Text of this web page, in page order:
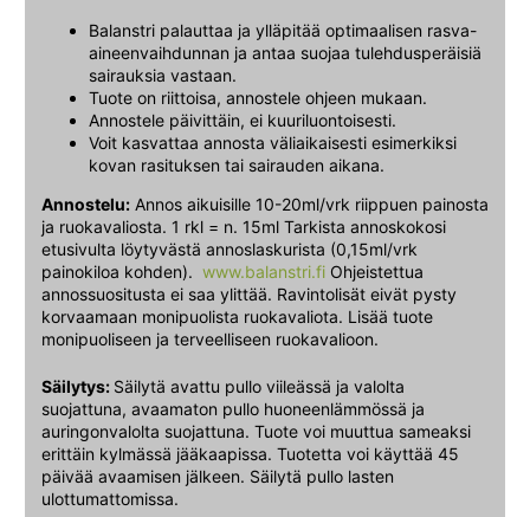
Balanstri palauttaa ja ylläpitää optimaalisen rasva-
aineenvaihdunnan ja antaa suojaa tulehdusperäisiä
sairauksia vastaan.
Tuote on riittoisa, annostele ohjeen mukaan.
Annostele päivittäin, ei kuuriluontoisesti.
Voit kasvattaa annosta väliaikaisesti esimerkiksi
kovan rasituksen tai sairauden aikana.
Annostelu: Annos aikuisille 10-20ml/vrk riippuen painosta
ja ruokavaliosta. 1 rkl = n. 15ml Tarkista annoskokosi
etusivulta löytyvästä annoslaskurista (0,15ml/vrk
painokiloa kohden). www.balanstri.fi Ohjeistettua
annossuositusta ei saa ylittää. Ravintolisät eivät pysty
korvaamaan monipuolista ruokavaliota. Lisää tuote
monipuoliseen ja terveelliseen ruokavalioon.
Säilytys: Säilytä avattu pullo viileässä ja valolta
suojattuna, avaamaton pullo huoneenlämmössä ja
auringonvalolta suojattuna. Tuote voi muuttua sameaksi
erittäin kylmässä jääkaapissa. Tuotetta voi käyttää 45
päivää avaamisen jälkeen. Säilytä pullo lasten
ulottumattomissa.